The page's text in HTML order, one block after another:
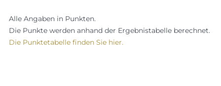
Alle Angaben in Punkten.
Die Punkte werden anhand der Ergebnistabelle berechnet.
Die Punktetabelle finden Sie hier.